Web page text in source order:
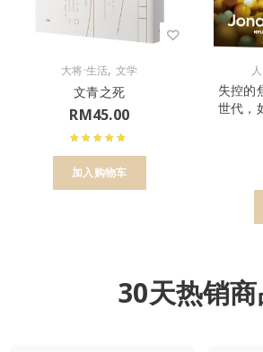
大将·生活, 文学
文青之死
RM45.00
加入购物车
失控的
世代，
30天热销